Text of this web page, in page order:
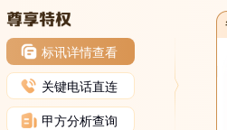
标讯详情查看
关键电话直连
甲方分析查询